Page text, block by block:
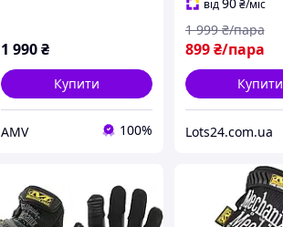
1 990₴
Купити
AMV 100%
від ₴/міс
899 ₴/пара
1 999 ₴/пара
Купити
Lots24.com.ua